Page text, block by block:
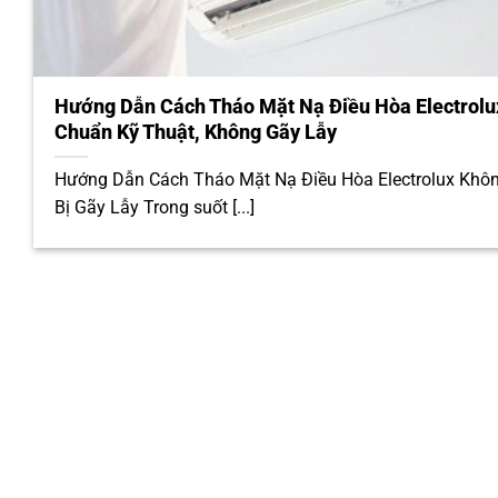
Hướng Dẫn Cách Tháo Mặt Nạ Điều Hòa
Chuẩn Kỹ Thuật, Không Gãy Lẫy
Hướng Dẫn Cách Tháo Mặt Nạ Điều Hòa Electrolux
Bị Gãy Lẫy Trong suốt [...]